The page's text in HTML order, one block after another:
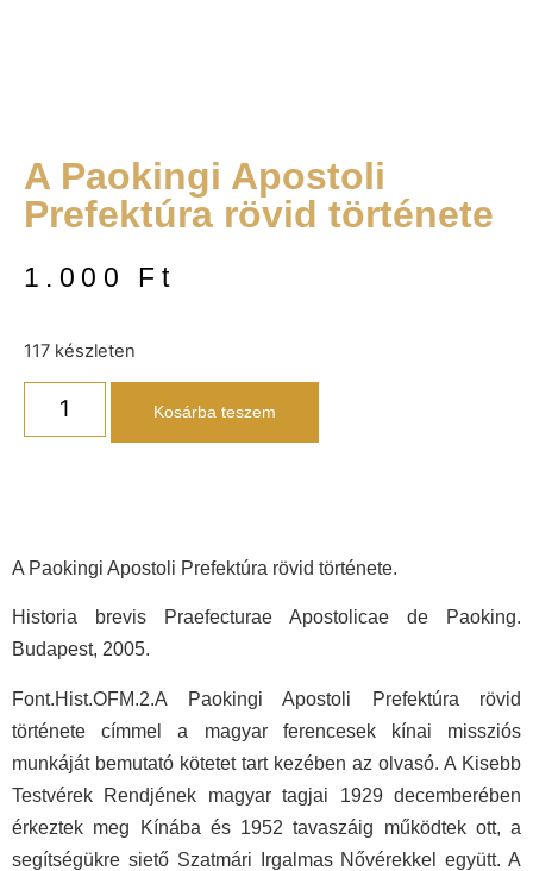
A Paokingi Apostoli
Prefektúra rövid története
1.000 Ft
117 készleten
Kosárba teszem
A Paokingi Apostoli Prefektúra rövid története.
Historia brevis Praefecturae Apostolicae de Paoking.
Budapest, 2005.
Font.Hist.OFM.2.A Paokingi Apostoli Prefektúra rövid
története címmel a magyar ferencesek kínai missziós
munkáját bemutató kötetet tart kezében az olvasó. A Kisebb
Testvérek Rendjének magyar tagjai 1929 decemberében
érkeztek meg Kínába és 1952 tavaszáig működtek ott, a
segítségükre siető Szatmári Irgalmas Nővérekkel együtt. A